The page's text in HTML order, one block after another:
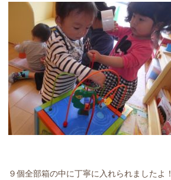
９個全部箱の中に丁寧に入れられましたよ！